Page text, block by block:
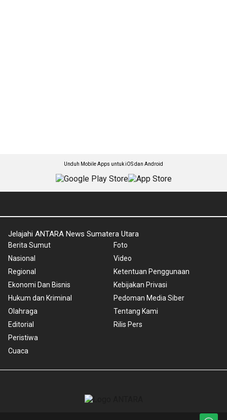
Unduh Mobile Apps untuk iOS dan Android
Jelajahi ANTARA News Sumatera Utara
Berita Sumut
Nasional
Regional
Ekonomi Dan Bisnis
Hukum dan Kriminal
Olahraga
Editorial
Peristiwa
Cuaca
Foto
Video
Ketentuan Penggunaan
Kebijakan Privasi
Pedoman Media Siber
Tentang Kami
Rilis Pers